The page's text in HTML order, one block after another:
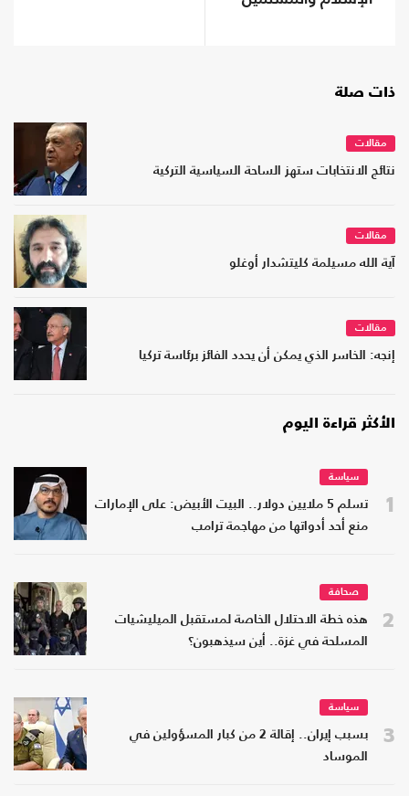
ذات صلة
مقالات
نتائج الانتخابات ستهز الساحة السياسية التركية
مقالات
آية الله مسيلمة كليتشدار أوغلو
مقالات
إنجه: الخاسر الذي يمكن أن يحدد الفائز برئاسة تركيا
الأكثر قراءة اليوم
1
سياسة
تسلم 5 ملايين دولار.. البيت الأبيض: على الإمارات
منع أحد أدواتها من مهاجمة ترامب
2
صحافة
هذه خطة الاحتلال الخاصة لمستقبل الميليشيات
المسلحة في غزة.. أين سيذهبون؟
3
سياسة
بسبب إيران.. إقالة 2 من كبار المسؤولين في
الموساد